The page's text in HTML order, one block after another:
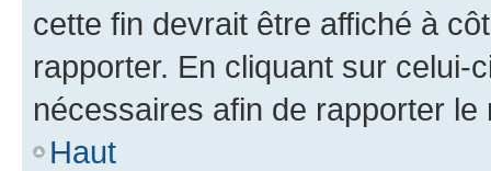
cette fin devrait être affiché à
rapporter. En cliquant sur
nécessaires afin de rapporter le
Haut